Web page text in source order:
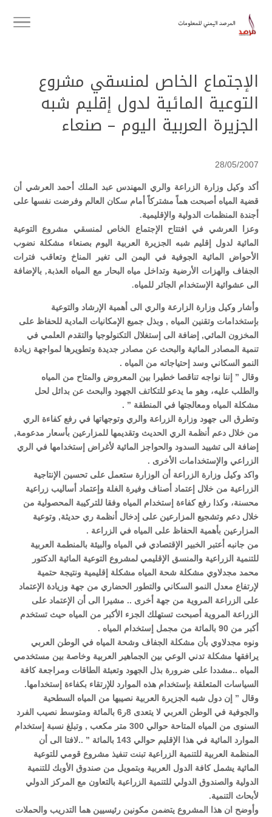
الإجتماع الخاص لمنسقي مشروع
التوعية المائية لدول إقليم شبه
الجزيرة العربية اليوم – صنعاء
28/05/2007
أكد وكيل وزارة الزراعة والري المهندس عبد الملك أحمد العرشي أن
قضية المياه أصبحت هماً مشتركاً أمام سكان العالم وفرضت نفسها على
أجندة المنظمات الدولية والإقليمية.
وعزا العرشي في افتتاح الإجتماع الخاص لمنسقي مشروع التوعية
المائية لدول إقليم شبه الجزيرة العربية اليوم بصنعاء مشكلة نضوب
الأحواض المائية الجوفية في اليمن الى تغير المناخ وتعاقب فترات
الجفاف والهزات الأرضية وتداخل مياه البحار مع المياه العذبة, بالإضافة
الى عشوائية الإستخدام الجائر للمياه.
وأشار وكيل وزارة الزارعة والري الى أهمية الإرشاد والتوعية
بإستخدامات وتقنين المياه , وبذل جميع الإمكانيات المادية للحفاظ على
المخزون المائي, إضافة الى إستغلال التكنولوجيا والتقدم العلمي في
تنمية المصادر المائية والبحث عن مصادر جديدة وتطويرها لمواجهة زيادة
النمو السكاني وسد إحتياجاته من المياه .
وقال ” إننا نواجه تناقصا خطيرا بين المعروض والمتاح من المياه
والطلب عليه، وهو ما يدعو للتكاتف الجهود والبحث عن بدائل لحل
مشكلة المياه ومعالجتها في المنطقة ” .
وتطرق الى جهود وزارة الزراعة والري وتوجهاتها في رفع كفاءة الري
من خلال دعم أنظمة الري الحديث وتقديمها للمزارعين بأسعار مدعومة,
إضافة الى تشييد السدود والحواجز المائية لأغراض إستخدامها في الري
الزراعي والإستخدامات الأخرى .
واكد وكيل وزارة الزراعة أن الوزارة ستعمل على تحسين الإنتاجية
الزراعية من خلال إعتماد أصناف وفيرة الغلة وإعتماد أساليب زراعية
محسنة، وكذا رفع كفاءة إستخدام المياه وفقا للتركيبة المحصولية من
خلال دعم وتشجيع المزارعين على إدخال أنظمة ري حديثة, وتوعية
المزارعين بأهمية الحفاظ على المياه في الزراعة .
من جانبه أعتبر الخبير الإقتصادي في المياه والبيئة بالمنطمة العربية
للتنمية الزراعية والمنسق الإقليمي لمشروع التوعية المائية الدكتور
محمد مجدلاوي مشكلة شحة المياه مشكلة إقليمية ونتيجة حتمية
لإرتفاع معدل النمو السكاني والتطور الحضاري من جهة وزيادة الإعتماد
على الزراعة المروية من جهة أخرى .. مشيرا الى أن الإعتماد على
الزراعة المروية أصبحت تستهلك الجزء الأكبر من المياه حيث تستخدم
أكبر من 90 بالمائة من مجمل إستخدام المياه .
ونوه مجدلاوي بأن مشكلة الجفاف وشحة المياه في الوطن العربي
يرافقها مشكلة تدني الوعي بين الجماهير العربية وخاصة بين مستخدمي
المياه ..مشددا على ضرورة بذل الجهود وتعبئة الطاقات ومراجعة كافة
السياسات المتعلقة بإستخدام هذه الموارد للإرتقاء بكفاءة إستخدامها.
وقال ” إن دول شبه الجزيرة العربية نصيبها من المياه السطحية
والجوفية في الوطن العربي لا يتعدى 8ر6 بالمائة ومتوسط نصيب الفرد
السنوى من المياه المتاحة حوالي 300 متر مكعب , وتبلغ نسبة إستخدام
الموارد المائية في هذا الإقليم حوالي 143 بالمائة ” ..لافتا الى أن
المنظمة العربية للتنمية الزراعية تبنت تنفيذ مشروع قومي للتوعية
المائية يشمل كافة الدول العربية وبتمويل من صندوق الأوبك للتنمية
الدولية والصندوق الدولي للتنمية الزراعية بالتعاون مع المركز الدولي
لأبحاث التنمية.
وأوضح ان هذا المشروع يتضمن مكونين رئيسيين هما التدريب والحملات